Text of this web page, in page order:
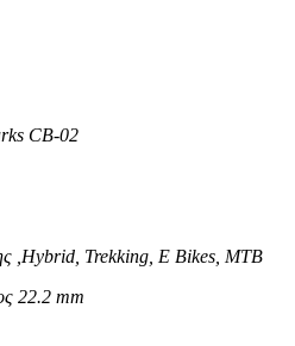
CB-02
,Hybrid, Trekking, E Bikes, MTB
22.2 mm